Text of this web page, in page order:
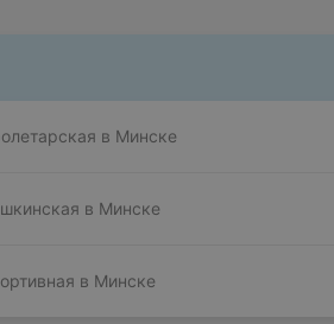
в Минске
в Минске
в Минске